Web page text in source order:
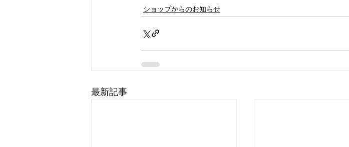
ショップからのお知らせ
最新記事